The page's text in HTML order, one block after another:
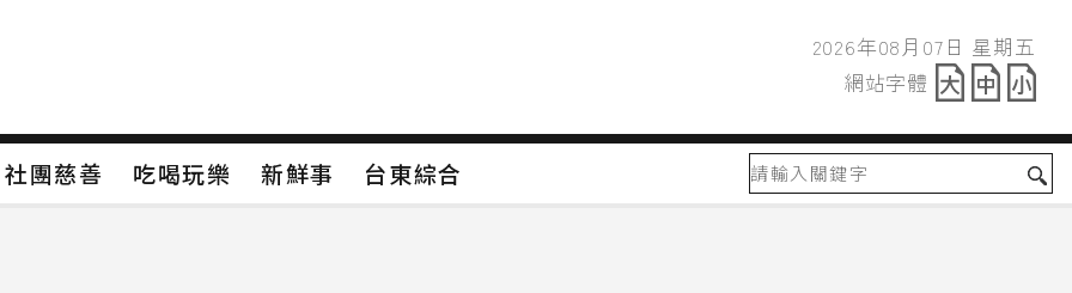
2026年08月07日
網站字體
社團慈善 吃喝玩樂 新鮮事
台東綜合
2026年08月07日 星期五
網站字體
社團慈善 吃喝玩樂 新鮮事 台東綜合